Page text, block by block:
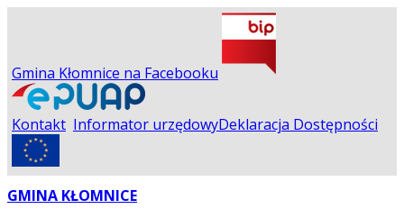
Gmina Kłomnice na Facebooku
Kontakt Informator urzędowyDeklaracja Dostępności
GMINA KŁOMNICE